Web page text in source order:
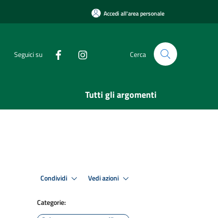
Accedi all'area personale
Seguici su Cerca
Tutti gli argomenti
Condividi Vedi azioni
Categorie: